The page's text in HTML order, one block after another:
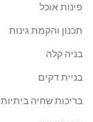
פינות אוכל
תכנון והקמת גינות
בניה קלה
בניית דקים
בריכות שחיה ביתיות